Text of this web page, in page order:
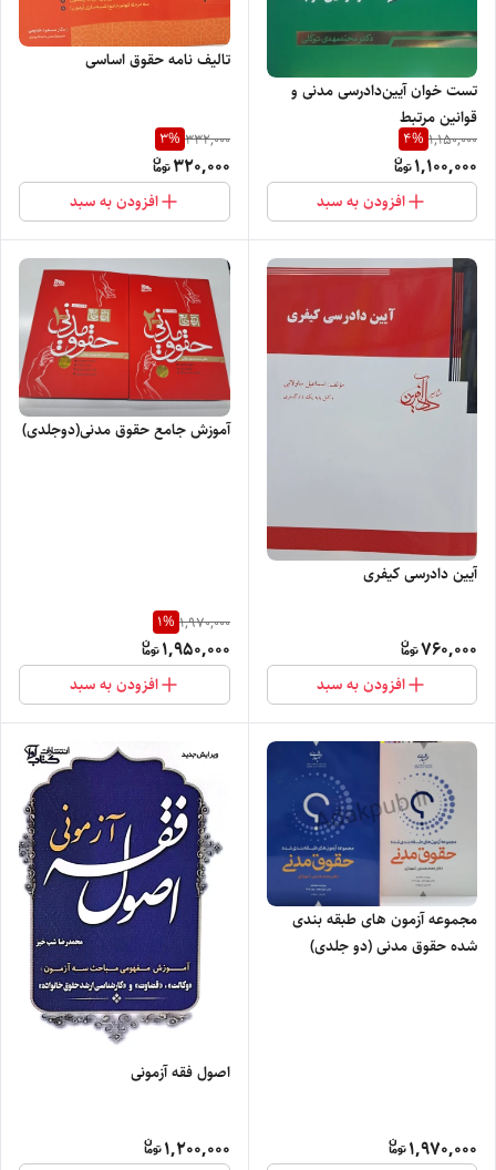
تست خوان آیین‌دادرسی مدنی و
قوانین مرتبط
1,150,000
4%
1,100,000
افزودن به سبد
تالیف نامه حقوق اساسی
332,000
3%
320,000
افزودن به سبد
آیین دادرسی کیفری
760,000
افزودن به سبد
آموزش جامع حقوق مدنی(دوجلدی)
1,970,000
1%
1,950,000
افزودن به سبد
مجموعه آزمون های طبقه بندی
شده حقوق مدنی (دو جلدی)
1,970,000
اصول فقه آزمونی
1,200,000